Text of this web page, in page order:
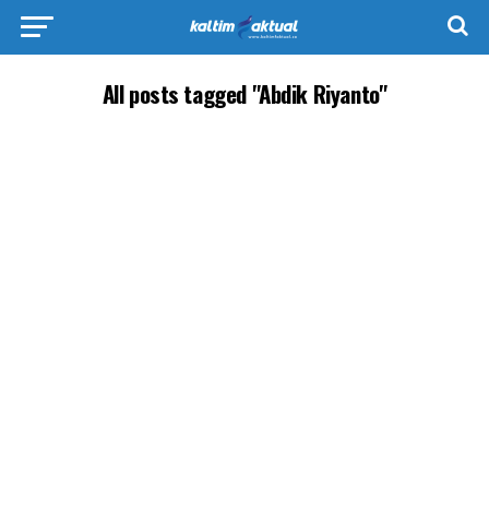
All posts tagged "Abdik Riyanto"